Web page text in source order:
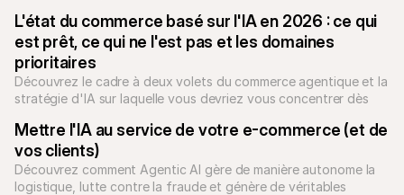
L'état du commerce basé sur l'IA en 2026 : ce qui
est prêt, ce qui ne l'est pas et les domaines
prioritaires
Découvrez le cadre à deux volets du commerce agentique et la
stratégie d'IA sur laquelle vous devriez vous concentrer dès
Mettre l'IA au service de votre e-commerce (et de
vos clients)
Découvrez comment Agentic AI gère de manière autonome la
logistique, lutte contre la fraude et génère de véritables